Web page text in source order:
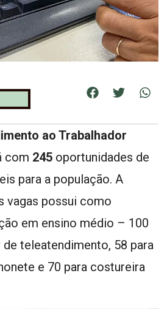
ao Trabalhador
com 245 oportunidades de
para a população. A
vagas possui como
em ensino médio – 100
teleatendimento, 58 para
e 70 para costureira